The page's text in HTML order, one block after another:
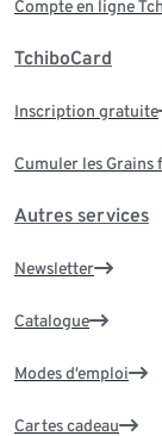
Compte en ligne
TchiboCard
Inscription gratuite
Cumuler les Grains
Autres services
Newsletter
Catalogue
Modes d’emploi
Cartes cadeau